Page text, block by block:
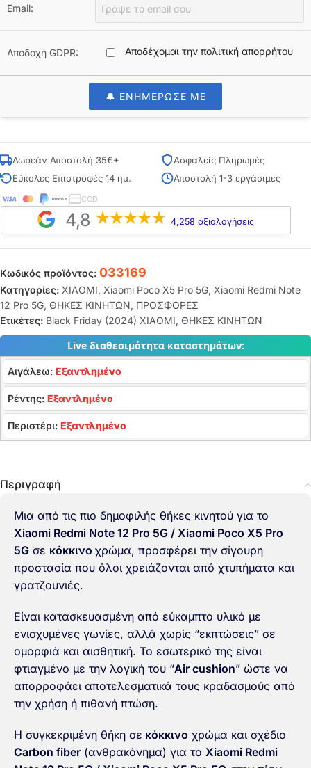
Email:
Αποδοχή GDPR: Αποδέχομαι την πολιτική απορρήτου
🔔 ΕΝΗΜΕΡΩΣΕ ΜΕ
Δωρεάν Αποστολή 35€+
Ασφαλείς Πληρωμές
Εύκολες Επιστροφές 14 ημ.
Αποστολή 1-3 εργάσιμες
COD
4,8 4,258 αξιολογήσεις
Κωδικός προϊόντος: 033169
Κατηγορίες: XIAOMI, Xiaomi Poco X5 Pro 5G, Xiaomi Redmi Note
12 Pro 5G, ΘΗΚΕΣ ΚΙΝΗΤΩΝ, ΠΡΟΣΦΟΡΕΣ
Ετικέτες: Black Friday (2024) XIAOMI, ΘΗΚΕΣ ΚΙΝΗΤΩΝ
Live διαθεσιμότητα καταστημάτων:
Αιγάλεω: Εξαντλημένο
Ρέντης: Εξαντλημένο
Περιστέρι: Εξαντλημένο
Περιγραφή
Μια από τις πιο δημοφιλής θήκες κινητού για το
Xiaomi Redmi Note 12 Pro 5G / Xiaomi Poco X5 Pro
5G σε κόκκινο χρώμα, προσφέρει την σίγουρη
προστασία που όλοι χρειάζονται από χτυπήματα και
γρατζουνιές.
Είναι κατασκευασμένη από εύκαμπτο υλικό με
ενισχυμένες γωνίες, αλλά χωρίς “εκπτώσεις” σε
ομορφιά και αισθητική. Το εσωτερικό της είναι
φτιαγμένο με την λογική του “Air cushion” ώστε να
απορροφάει αποτελεσματικά τους κραδασμούς από
την χρήση ή πιθανή πτώση.
Η συγκεκριμένη θήκη σε κόκκινο χρώμα και σχέδιο
Carbon fiber (ανθρακόνημα) για το Xiaomi Redmi